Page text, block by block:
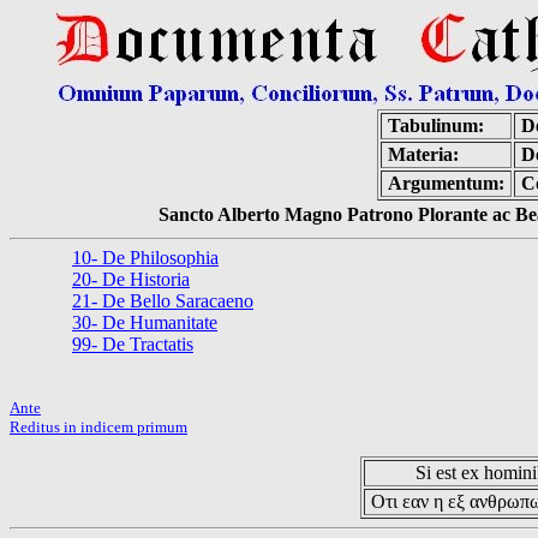
Tabulinum:
Materia:
Argumentum:
Sancto Alberto Magno Patrono Plorante ac
10- De Philosophia
20- De Historia
21- De Bello Saracaeno
30- De Humanitate
99- De Tractatis
Ante
Reditus in indicem primum
Si est ex
Οτι εαν η εξ